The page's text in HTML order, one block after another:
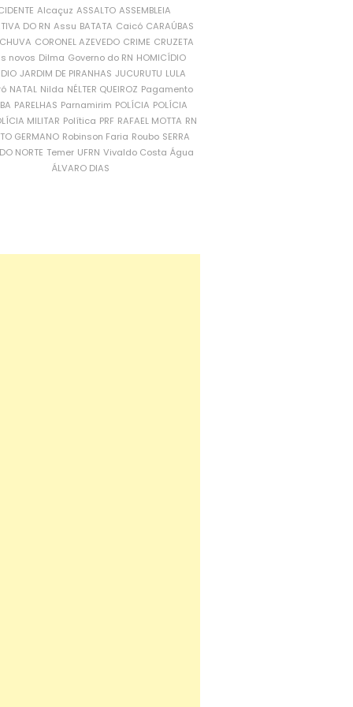
Alcaçuz ASSALTO ASSEMBLEIA
DO RN Assu BATATA Caicó CARAÚBAS
CORONEL AZEVEDO CRIME CRUZETA
novos Dilma Governo do RN HOMICÍDIO
JARDIM DE PIRANHAS JUCURUTU LULA
NATAL Nilda NÉLTER QUEIROZ Pagamento
PARELHAS Parnamirim POLÍCIA POLÍCIA
MILITAR Política PRF RAFAEL MOTTA RN
GERMANO Robinson Faria Roubo SERRA
NORTE Temer UFRN Vivaldo Costa Água
ÁLVARO DIAS